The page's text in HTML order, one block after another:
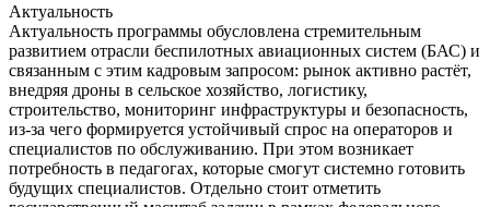
Актуальность
Актуальность программы обусловлена стремительным
развитием отрасли беспилотных авиационных систем (БАС) и
связанным с этим кадровым запросом: рынок активно растёт,
внедряя дроны в сельское хозяйство, логистику,
строительство, мониторинг инфраструктуры и безопасность,
из-за чего формируется устойчивый спрос на операторов и
специалистов по обслуживанию. При этом возникает
потребность в педагогах, которые смогут системно готовить
будущих специалистов. Отдельно стоит отметить